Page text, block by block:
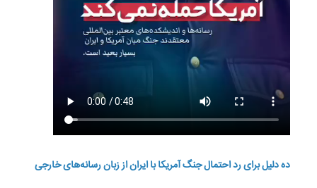
ده دلیل برای رد احتمال جنگ آمریکا با ایران از زبان رسانه‌های خارجی